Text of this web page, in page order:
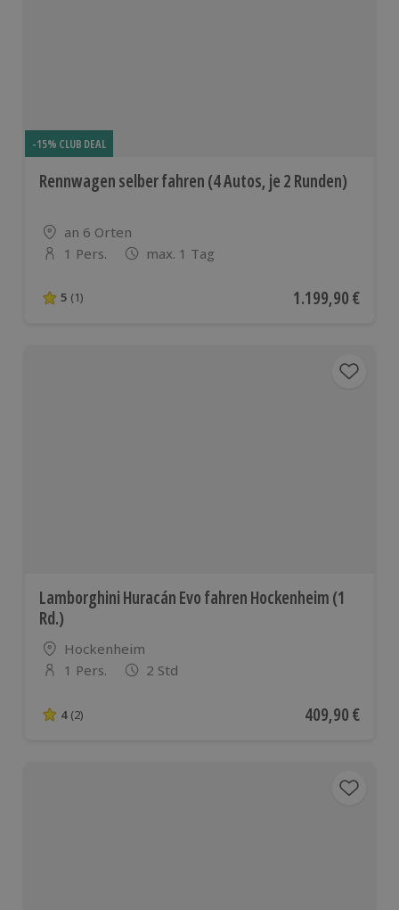
-15% CLUB DEAL
Rennwagen selber fahren (4 Autos, je 2 Runden)
Standort
an 6 Orten
Anzahl der Teilnehmer
1 Pers. max. 1 Tag
5 von 5 Sternen basierend auf 1 Bewertungen
5 (1) Aktueller Preis
1.199,90 €
Lamborghini Huracán Evo fahren Hockenheim (1
Rd.)
Standort
Hockenheim
Anzahl der Teilnehmer
1 Pers. 2 Std
4 von 5 Sternen basierend auf 2 Bewertungen
4 (2) Aktueller Preis
409,90 €